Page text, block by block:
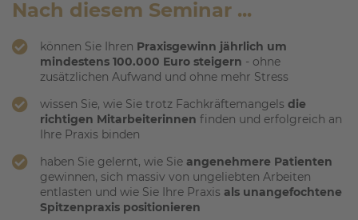
Nach diesem Seminar ...
können Sie Ihren Praxisgewinn jährlich um
mindestens 100.000 Euro steigern - ohne
zusätzlichen Aufwand und ohne mehr Stress
wissen Sie, wie Sie trotz Fachkräftemangels die
richtigen Mitarbeiterinnen finden und erfolgreich an
Ihre Praxis binden
haben Sie gelernt, wie Sie angenehmere Patienten
gewinnen, sich massiv von ungeliebten Arbeiten
entlasten und wie Sie Ihre Praxis als unangefochtene
Spitzenpraxis positionieren